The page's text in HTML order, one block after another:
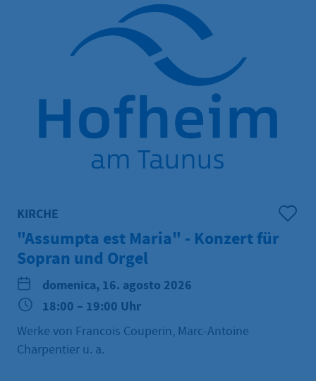
KIRCHE
"Assumpta est Maria" - Konzert für
Sopran und Orgel
domenica, 16. agosto 2026
18:00 – 19:00 Uhr
Werke von Francois Couperin, Marc-Antoine
Charpentier u. a.